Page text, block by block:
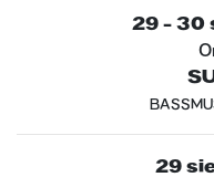
29 - 30
29